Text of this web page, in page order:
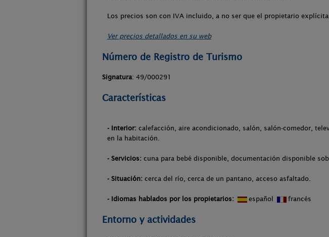
Los precios son con IVA incluido, a no ser que el propietario
Ver precios detallados en su web
Número de Registro de Turismo
Signatura: 49/000291
Características
- Interior: calefacción, aire acondicionado, salón, salón-comedor,
en la habitación.
- Servicios: cuna para bebé disponible, documentación disponible
- Situación: cerca del río, cerca de un pantano, acceso asfaltado.
- Idiomas hablados por los propietarios: español francés
Entorno y actividades